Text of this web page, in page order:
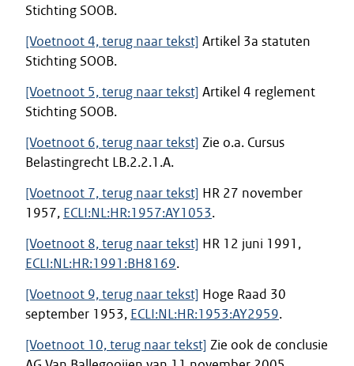
Stichting SOOB.
[Voetnoot 4, terug naar tekst] Artikel 3a statuten
Stichting SOOB.
[Voetnoot 5, terug naar tekst] Artikel 4 reglement
Stichting SOOB.
[Voetnoot 6, terug naar tekst] Zie o.a. Cursus
Belastingrecht LB.2.2.1.A.
[Voetnoot 7, terug naar tekst] HR 27 november
1957, ECLI:NL:HR:1957:AY1053.
[Voetnoot 8, terug naar tekst] HR 12 juni 1991,
ECLI:NL:HR:1991:BH8169.
[Voetnoot 9, terug naar tekst] Hoge Raad 30
september 1953, ECLI:NL:HR:1953:AY2959.
[Voetnoot 10, terug naar tekst] Zie ook de conclusie